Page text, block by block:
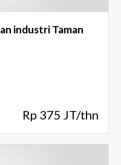
industri Taman
Rp 375 JT/thn